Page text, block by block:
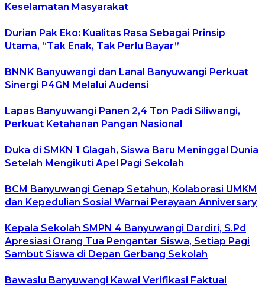
Keselamatan Masyarakat
Durian Pak Eko: Kualitas Rasa Sebagai Prinsip
Utama, “Tak Enak, Tak Perlu Bayar”
BNNK Banyuwangi dan Lanal Banyuwangi Perkuat
Sinergi P4GN Melalui Audensi
Lapas Banyuwangi Panen 2,4 Ton Padi Siliwangi,
Perkuat Ketahanan Pangan Nasional
Duka di SMKN 1 Glagah, Siswa Baru Meninggal Dunia
Setelah Mengikuti Apel Pagi Sekolah
BCM Banyuwangi Genap Setahun, Kolaborasi UMKM
dan Kepedulian Sosial Warnai Perayaan Anniversary
Kepala Sekolah SMPN 4 Banyuwangi Dardiri, S.Pd
Apresiasi Orang Tua Pengantar Siswa, Setiap Pagi
Sambut Siswa di Depan Gerbang Sekolah
Bawaslu Banyuwangi Kawal Verifikasi Faktual